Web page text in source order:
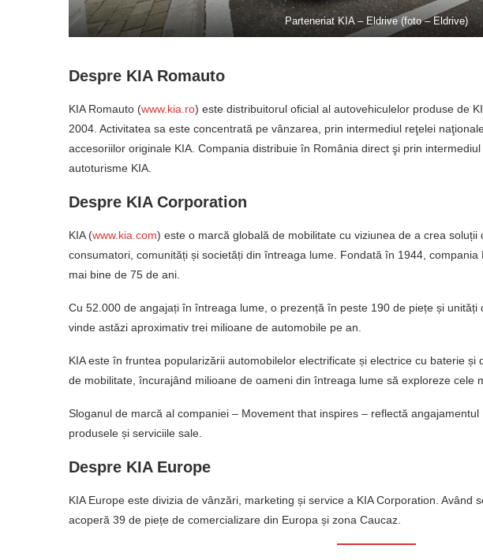
Parteneriat KIA – Eldrive (foto – Eldrive)
Despre KIA Romauto
KIA Romauto (www.kia.ro) este distribuitorul oficial al autovehiculelor produse de
2004. Activitatea sa este concentrată pe vânzarea, prin intermediul reţelei
accesoriilor originale KIA. Compania distribuie în România direct şi prin
autoturisme KIA.
Despre KIA Corporation
KIA (www.kia.com) este o marcă globală de mobilitate cu viziunea de a crea soluții
consumatori, comunități și societăți din întreaga lume. Fondată în 1944, compania
mai bine de 75 de ani.
Cu 52.000 de angajați în întreaga lume, o prezență în peste 190 de piețe și unități
vinde astăzi aproximativ trei milioane de automobile pe an.
KIA este în fruntea popularizării automobilelor electrificate și electrice cu baterie
de mobilitate, încurajând milioane de oameni din întreaga lume să exploreze cele
Sloganul de marcă al companiei – Movement that inspires – reflectă
produsele și serviciile sale.
Despre KIA Europe
KIA Europe este divizia de vânzări, marketing și service a KIA Corporation. Având
acoperă 39 de piețe de comercializare din Europa și zona Caucaz.